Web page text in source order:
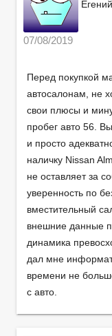
Егений
07/08/2019
Перед покупкой
автосалонам, не
свои плюсы и
пробег авто 56.
и просто
наличку Nissan
не оставляет за
уверенность по
вместительный
внешние данные
динамика
дал мне
времени не
с авто.